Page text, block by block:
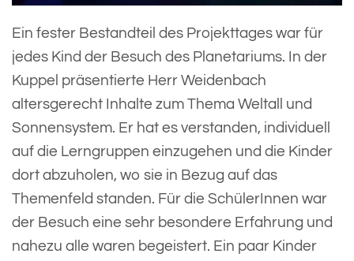
Ein fester Bestandteil des Projekttages war für
jedes Kind der Besuch des Planetariums. In der
Kuppel präsentierte Herr Weidenbach
altersgerecht Inhalte zum Thema Weltall und
Sonnensystem. Er hat es verstanden, individuell
auf die Lerngruppen einzugehen und die Kinder
dort abzuholen, wo sie in Bezug auf das
Themenfeld standen. Für die SchülerInnen war
der Besuch eine sehr besondere Erfahrung und
nahezu alle waren begeistert. Ein paar Kinder